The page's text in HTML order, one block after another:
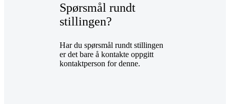
Spørsmål rundt
stillingen?
Har du spørsmål rundt stillingen
er det bare å kontakte oppgitt
kontaktperson for denne.